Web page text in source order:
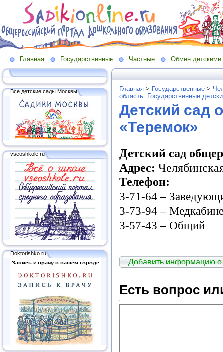
Главная Государственные Частные Обмен детскими
Все детские сады Москвы
vseoshkole.ru
Doktorishko.ru
Запись к врачу в вашем городе
Главная > Государственные >
область. Государственные
Детский сад
«Теремок»
Детский сад
Адрес:
Телефон:
3-71-64–
3-73-94–
3-57-43 – Общий
Добавить информацию
Есть вопрос